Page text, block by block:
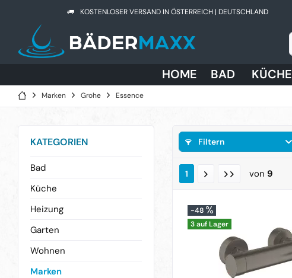
KOSTENLOSER VERSAND IN ÖSTERREICH | DEUTSCHLAND
HOME BAD KÜCHE
Marken Grohe Essence
KATEGORIEN
Bad
Küche
Heizung
Garten
Wohnen
Marken
Filtern
1 von 9
-48
3 auf Lager